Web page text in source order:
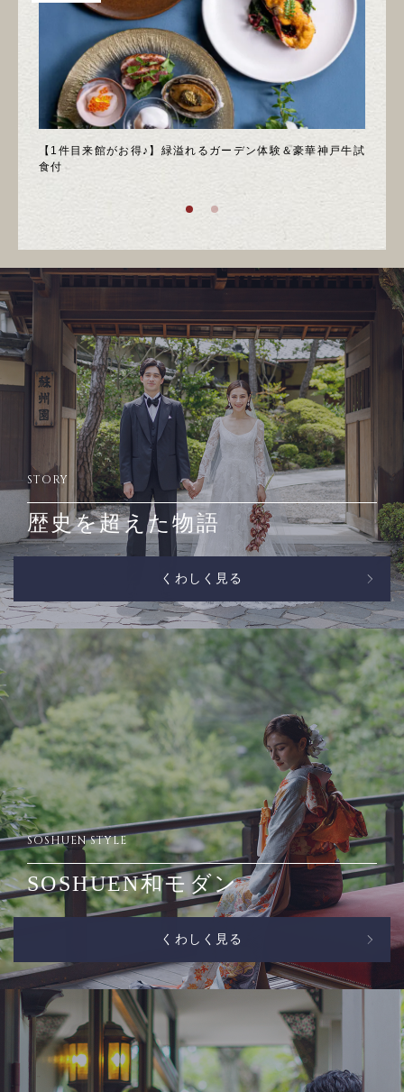
【1件目来館がお得♪】緑溢れるガーデン体験＆豪華神戸牛試
食付
STORY
歴史を超えた物語
くわしく見る
SOSHUEN STYLE
SOSHUEN和モダン
くわしく見る